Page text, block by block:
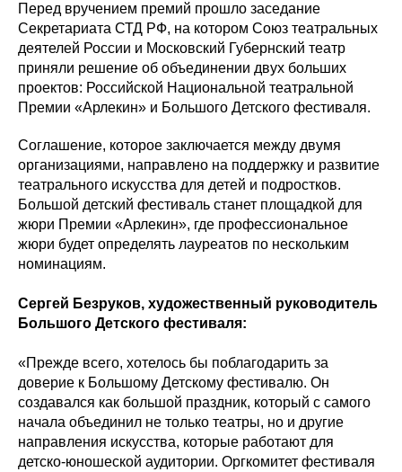
Перед вручением премий прошло заседание
Секретариата СТД РФ, на котором Союз театральных
деятелей России и Московский Губернский театр
приняли решение об объединении двух больших
проектов: Российской Национальной театральной
Премии «Арлекин» и Большого Детского фестиваля.
Соглашение, которое заключается между двумя
организациями, направлено на поддержку и развитие
театрального искусства для детей и подростков.
Большой детский фестиваль станет площадкой для
жюри Премии «Арлекин», где профессиональное
жюри будет определять лауреатов по нескольким
номинациям.
Сергей Безруков, художественный руководитель
Большого Детского фестиваля:
«Прежде всего, хотелось бы поблагодарить за
доверие к Большому Детскому фестивалю. Он
создавался как большой праздник, который с самого
начала объединил не только театры, но и другие
направления искусства, которые работают для
детско-юношеской аудитории. Оргкомитет фестиваля